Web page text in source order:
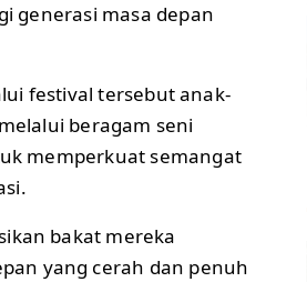
generasi masa depan
festival tersebut anak-
beragam seni
memperkuat semangat
bakat mereka
yang cerah dan penuh